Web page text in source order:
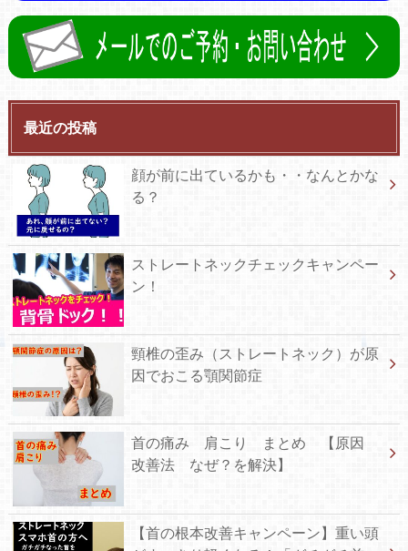
最近の投稿
顔が前に出ているかも・・なんとかな
る？
ストレートネックチェックキャンペー
ン！
頸椎の歪み（ストレートネック）が原
因でおこる顎関節症
首の痛み 肩こり まとめ 【原因
改善法 なぜ？を解決】
【首の根本改善キャンペーン】重い頭